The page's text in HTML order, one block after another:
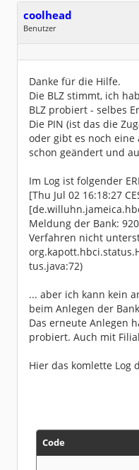
[02.07.2026
ungen:
------
[02.07.2026
in/tan passport;
Fehler beim
es
[02.07.2026
eines HBCIHandler
[02.07.2026
ren der Nutzerdaten
[02.07.2026
einer neuen System-
[02.07.2026
------
coolhead
Benutzer
Geschlecht:
keine Angabe
Dabei seit:
07 / 2026
Danke für die Hilfe.
Die BLZ stimmt, ich
BLZ probiert - selbes
Die PIN (ist das die
oder gibt es noch eine
schon geändert und
Im Log ist folgender
[Thu Jul 02 16:18:27
Meldung der Bank:
Verfahren nicht
tus.java:72)
... aber ich kann kein
beim Anlegen der
Das erneute Anlegen
probiert. Auch mit
Hier das komlette Log
Code